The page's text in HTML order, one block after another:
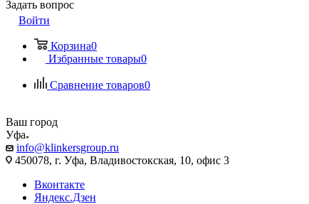
Задать вопрос
Войти
Корзина0
Избранные товары0
Сравнение товаров0
Ваш город
Уфа
info@klinkersgroup.ru
450078, г. Уфа, Владивостокская, 10, офис 3
Вконтакте
Яндекс.Дзен